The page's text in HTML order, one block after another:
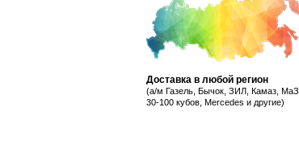
Доставка в любой регион
(а/м Газель, Бычок, ЗИЛ, Камаз, МаЗ
30-100 кубов, Mercedes и другие)